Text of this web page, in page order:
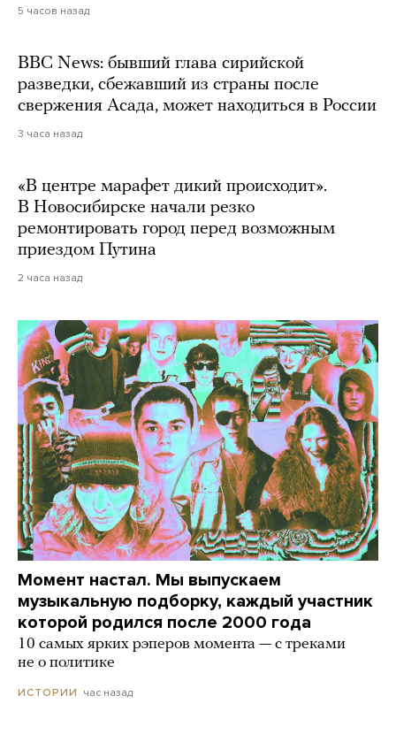
5 часов назад
BBC News: бывший глава сирийской
разведки, сбежавший из страны после
свержения Асада, может находиться в России
3 часа назад
«В центре марафет дикий происходит».
В Новосибирске начали резко
ремонтировать город перед возможным
приездом Путина
2 часа назад
Момент настал. Мы выпускаем
музыкальную подборку, каждый участник
которой родился после 2000 года
10 самых ярких рэперов момента — с треками
не о политике
ИСТОРИИ час назад